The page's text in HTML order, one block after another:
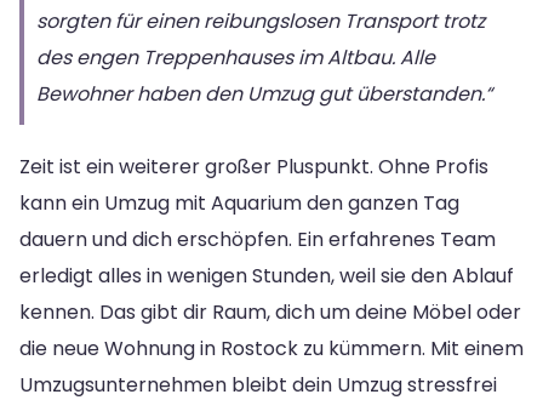
sorgten für einen reibungslosen Transport trotz
des engen Treppenhauses im Altbau. Alle
Bewohner haben den Umzug gut überstanden.“
Zeit ist ein weiterer großer Pluspunkt. Ohne Profis
kann ein Umzug mit Aquarium den ganzen Tag
dauern und dich erschöpfen. Ein erfahrenes Team
erledigt alles in wenigen Stunden, weil sie den Ablauf
kennen. Das gibt dir Raum, dich um deine Möbel oder
die neue Wohnung in Rostock zu kümmern. Mit einem
Umzugsunternehmen bleibt dein Umzug stressfrei